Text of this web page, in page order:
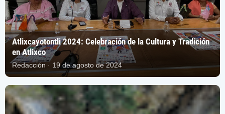
Atlixcayotontli 2024: Celebración de la Cultura y Tradición
en Atlixco
Redacción · 19 de agosto de 2024